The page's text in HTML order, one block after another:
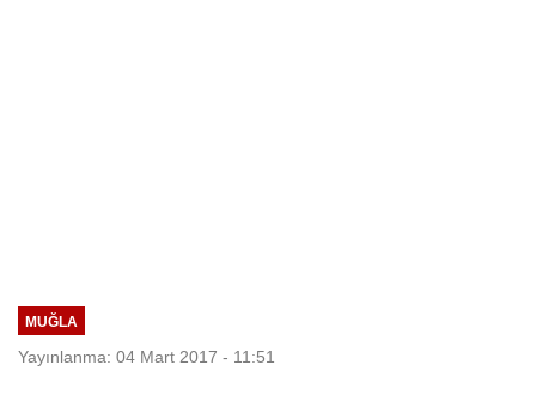
MUĞLA
Yayınlanma: 04 Mart 2017 - 11:51